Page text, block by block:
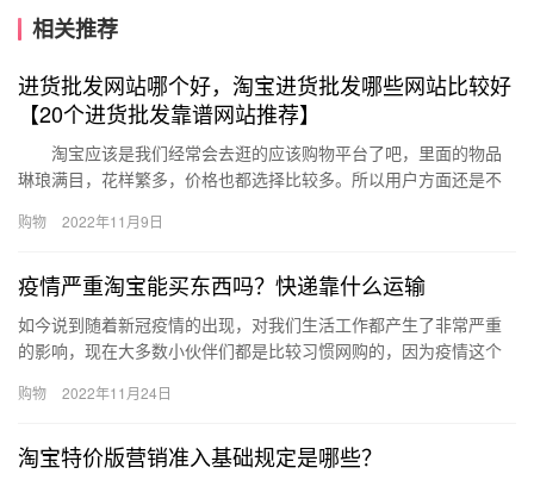
相关推荐
进货批发网站哪个好，淘宝进货批发哪些网站比较好
【20个进货批发靠谱网站推荐】
淘宝应该是我们经常会去逛的应该购物平台了吧，里面的物品
琳琅满目，花样繁多，价格也都选择比较多。所以用户方面还是不
进货去…
购物 2022年11月9日
疫情严重淘宝能买东西吗？快递靠什么运输
如今说到随着新冠疫情的出现，对我们生活工作都产生了非常严重
的影响，现在大多数小伙伴们都是比较习惯网购的，因为疫情这个
什么运…
购物 2022年11月24日
淘宝特价版营销准入基础规定是哪些？